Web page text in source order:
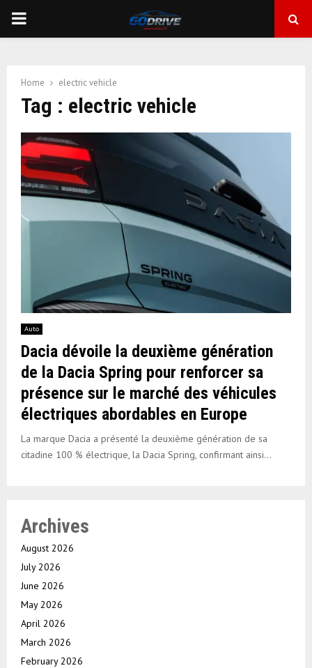
PRIMARY
Home electric vehicle
Tag : electric vehicle
Auto
Dacia dévoile la deuxième génération
de la Dacia Spring pour renforcer sa
présence sur le marché des véhicules
électriques abordables en Europe
La marque Dacia a présenté la deuxième génération de sa
citadine 100 % électrique, la Dacia Spring, confirmant ainsi...
Archives
August 2026
July 2026
June 2026
May 2026
April 2026
March 2026
February 2026